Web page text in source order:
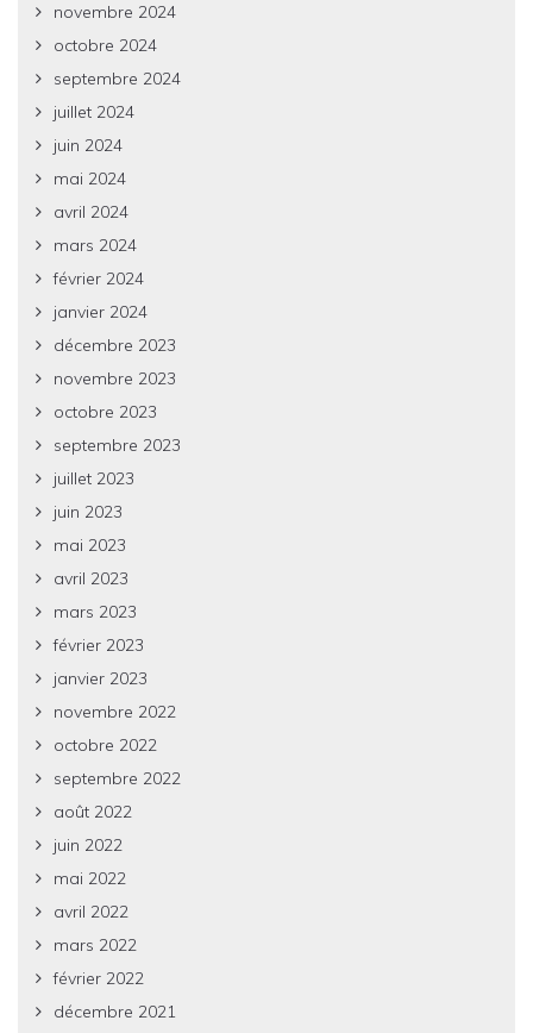
novembre 2024
octobre 2024
septembre 2024
juillet 2024
juin 2024
mai 2024
avril 2024
mars 2024
février 2024
janvier 2024
décembre 2023
novembre 2023
octobre 2023
septembre 2023
juillet 2023
juin 2023
mai 2023
avril 2023
mars 2023
février 2023
janvier 2023
novembre 2022
octobre 2022
septembre 2022
août 2022
juin 2022
mai 2022
avril 2022
mars 2022
février 2022
décembre 2021